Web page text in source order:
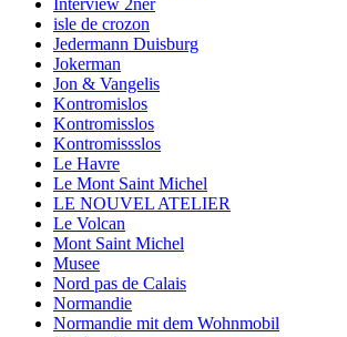
isle de crozon
Jedermann Duisburg
Jokerman
Jon & Vangelis
Kontromislos
Kontromisslos
Kontromissslos
Le Havre
Le Mont Saint Michel
LE NOUVEL ATELIER
Le Volcan
Mont Saint Michel
Musee
Nord pas de Calais
Normandie
Normandie mit dem Wohnmobil